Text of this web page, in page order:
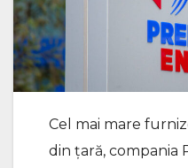
Cel mai mare
din țară, compania